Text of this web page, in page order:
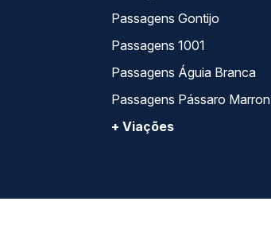
Passagens Gontijo
Passagens 1001
Passagens Águia Branca
Passagens Pássaro Marron
+ Viações